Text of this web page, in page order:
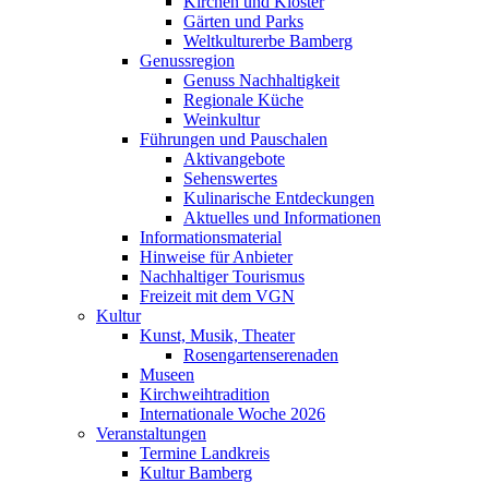
Gärten und Parks
Weltkulturerbe Bamberg
Genussregion
Genuss Nachhaltigkeit
Regionale Küche
Weinkultur
Führungen und Pauschalen
Aktivangebote
Sehenswertes
Kulinarische Entdeckungen
Aktuelles und Informationen
Informationsmaterial
Hinweise für Anbieter
Nachhaltiger Tourismus
Freizeit mit dem VGN
Kultur
Kunst, Musik, Theater
Rosengartenserenaden
Museen
Kirchweihtradition
Internationale Woche 2026
Veranstaltungen
Termine Landkreis
Kultur Bamberg